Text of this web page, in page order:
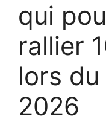
qui
rallier
lors du
2026